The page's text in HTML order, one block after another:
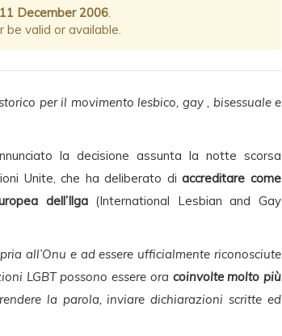
11 December 2006.
be valid or available.
per il movimento lesbico, gay , bisessuale e
la decisione assunta la notte scorsa
Unite, che ha deliberato diaccreditare come
dell’Ilga(International Lesbian and Gay
all’Onu e ad essere ufficialmente riconosciute
LGBT possono essere ora coinvolte molto più
la parola, inviare dichiarazioni scritte ed